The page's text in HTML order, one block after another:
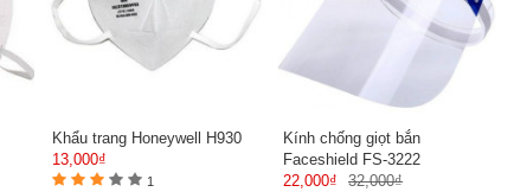
Khẩu trang Honeywell H930
13,000₫
1
Kính chống giọt bắn
Faceshield FS-3222
22,000₫
32,000₫